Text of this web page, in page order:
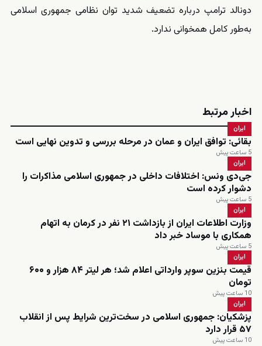
دونالد ترامپ درباره تضعیف شدید توان نظامی جمهوری اسلامی
به‌طور کامل همخوانی ندارد.
اخبار مرتبط
ایران
بقائی: توافق ایران و عمان در مرحله بررسی و تدوین نهایی است
5 ساعت پیش
ایران
جی‌دی ونس: اختلافات داخلی در جمهوری اسلامی مذاکرات را
دشوار کرده است
5 ساعت پیش
ایران
وزارت اطلاعات ایران از بازداشت ۲۱ نفر در کرمان به اتهام
همکاری با موساد خبر داد
5 ساعت پیش
ایران
قیمت بنزین سوپر وارداتی اعلام شد؛ هر لیتر ۸۴ هزار و ۶۰۰
تومان
10 ساعت پیش
ایران
پزشکیان: جمهوری اسلامی در سخت‌ترین شرایط پس از انقلاب
۵۷ قرار دارد
10 ساعت پیش